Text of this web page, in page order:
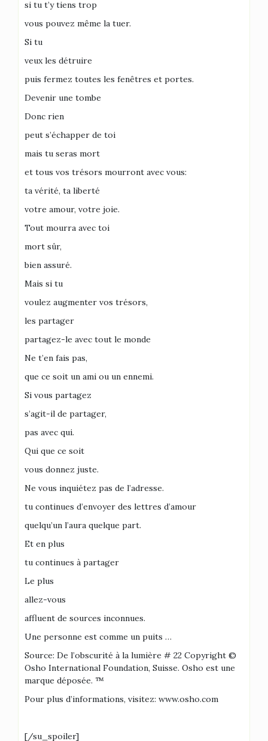
si tu t’y tiens trop
vous pouvez même la tuer.
Si tu
veux les détruire
puis fermez toutes les fenêtres et portes.
Devenir une tombe
Donc rien
peut s’échapper de toi
mais tu seras mort
et tous vos trésors mourront avec vous:
ta vérité, ta liberté
votre amour, votre joie.
Tout mourra avec toi
mort sûr,
bien assuré.
Mais si tu
voulez augmenter vos trésors,
les partager
partagez-le avec tout le monde
Ne t’en fais pas,
que ce soit un ami ou un ennemi.
Si vous partagez
s’agit-il de partager,
pas avec qui.
Qui que ce soit
vous donnez juste.
Ne vous inquiétez pas de l’adresse.
tu continues d’envoyer des lettres d’amour
quelqu’un l’aura quelque part.
Et en plus
tu continues à partager
Le plus
allez-vous
affluent de sources inconnues.
Une personne est comme un puits …
Source: De l’obscurité à la lumière # 22 Copyright ©
Osho International Foundation, Suisse. Osho est une
marque déposée. ™
Pour plus d’informations, visitez: www.osho.com
[/su_spoiler]